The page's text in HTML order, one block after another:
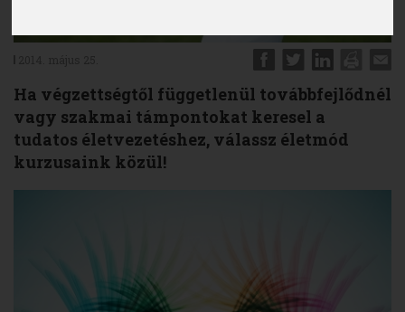
Ha végzettségtől függetlenül továbbfejlődnél
vagy szakmai támpontokat keresel a
tudatos életvezetéshez, válassz életmód
kurzusaink közül!